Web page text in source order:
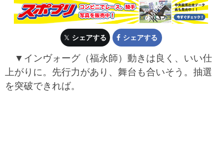
シェアする シェアする
▼インヴォーグ（福永師）動きは良く、いい仕
上がりに。先行力があり、舞台も合いそう。抽選
を突破できれば。